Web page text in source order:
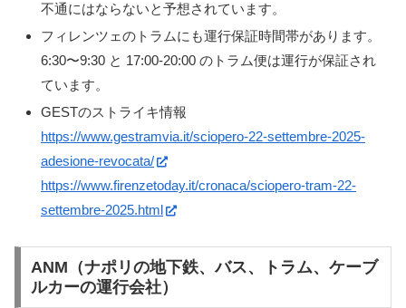
不通にはならないと予想されています。
フィレンツェのトラムにも運行保証時間帯があります。
6:30〜9:30 と 17:00-20:00 のトラム便は運行が保証され
ています。
GESTのストライキ情報
https://www.gestramvia.it/sciopero-22-settembre-2025-
adesione-revocata/
https://www.firenzetoday.it/cronaca/sciopero-tram-22-
settembre-2025.html
ANM（ナポリの地下鉄、バス、トラム、ケーブ
ルカーの運行会社）